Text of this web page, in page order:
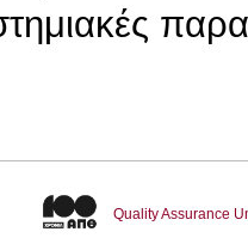
Quality Assurance